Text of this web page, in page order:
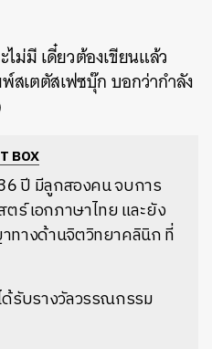
ม่มี เดี๋ยวต้องเขียนแล้ว
เตตัสเฟซบุ๊ก บอกว่ากำลัง
BOX
ปี มีลูกสองคน จบการ
เอกภาษาไทย และยัง
ทางด้านจิตวิทยาคลินิก ที่
รับรางวัลวรรณกรรม